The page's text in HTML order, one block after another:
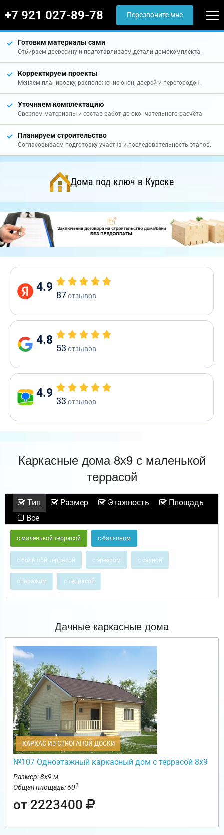
+7 921 027-89-78 Перезвоните мне
Готовим материалы сами
Отбираем древесину и подготавливаем детали домокомплекта.
Корректируем проекты
Меняем планировку, расположение окон, дверей и перегородок.
Уточняем комплектацию
Сверяем материалы и состав работ до окончательного расчёта.
Планируем строительство
Согласовываем подготовку участка и последовательность этапов.
Дома под ключ в Курске
4.9
87отзывов
4.8
53 отзывов
4.9
33 отзывов
Каркасные дома 8х9 с маленькой
террасой
Тип Размер Этажность
Площадь
Все
с маленькой террасой с балконом
с большой террасой с эркером с сауной
с гаражом с террасой
Дачные каркасные дома
КАРКАС ИЗ СТРОГАНОЙ ДОСКИ
№107 Одноэтажный каркасный дом с террасой 8х9
Размер: 8х9 м
Общая площадь: 602
от 2223400